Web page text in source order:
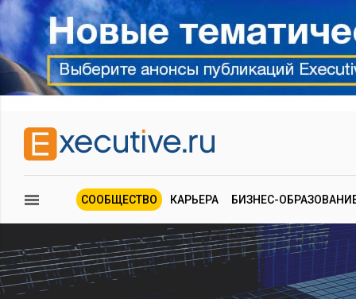
СООБЩЕСТВО КАРЬЕРА БИЗНЕС-